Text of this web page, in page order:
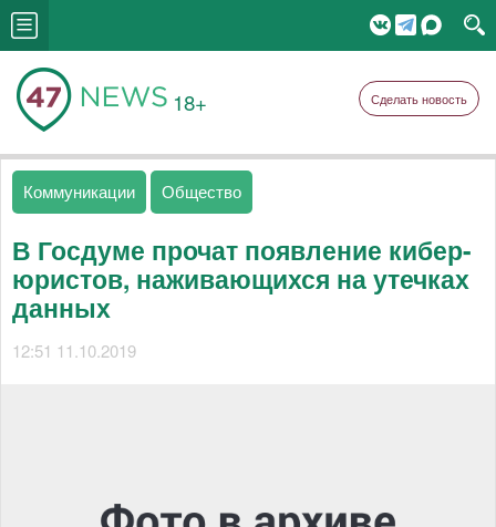
18+ Сделать новость
Коммуникации Общество
В Госдуме прочат появление кибер-
юристов, наживающихся на утечках
данных
12:51 11.10.2019